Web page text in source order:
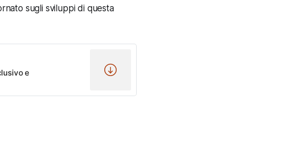
sugli sviluppi di questa
e